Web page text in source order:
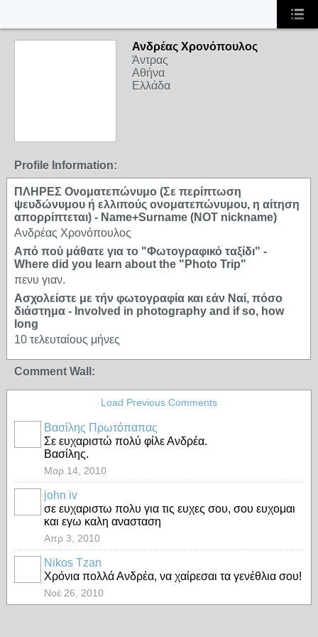
Ανδρέας Χρονόπουλος
Άντρας
Αθήνα
Ελλάδα
Profile Information:
ΠΛΗΡΕΣ Ονοματεπώνυμο (Σε περίπτωση
ψευδώνυμου ή ελλιπούς ονοματεπώνυμου, η αίτηση
απορρίπτεται) - Name+Surname (NOT nickname)
Ανδρέας Χρονόπουλος
Από πού μάθατε για το "Φωτογραφικό ταξίδι" -
Where did you learn about the "Photo Trip"
πενυ γιαν.
Ασχολείστε με τήν φωτογραφία και εάν Ναί, πόσο
διάστημα - Involved in photography and if so, how
long
10 τελευταίους μήνες
Comment Wall:
Load Previous Comments
Βασίλης Πρωτόπαπας
Σε ευχαριστώ πολύ φίλε Ανδρέα.
Βασίλης.
Μαρ 14, 2010
john iv
σε ευχαριστω πολυ για τις ευχες σου, σου ευχομαι
και εγω καλη ανασταση
Απρ 3, 2010
Nikos Tzan
Χρόνια πολλά Ανδρέα, να χαίρεσαι τα γενέθλια σου!
Νοέ 26, 2010